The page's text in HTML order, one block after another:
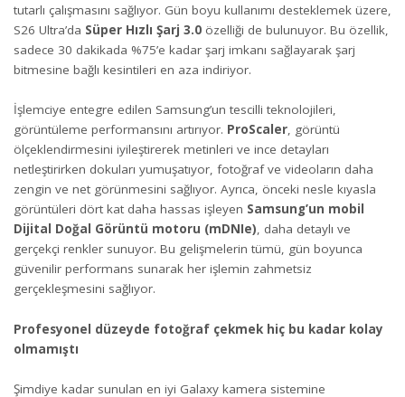
tutarlı çalışmasını sağlıyor. Gün boyu kullanımı desteklemek üzere,
S26 Ultra’da Süper Hızlı Şarj 3.0 özelliği de bulunuyor. Bu özellik,
sadece 30 dakikada %75’e kadar şarj imkanı sağlayarak şarj
bitmesine bağlı kesintileri en aza indiriyor.
İşlemciye entegre edilen Samsung’un tescilli teknolojileri,
görüntüleme performansını artırıyor. ProScaler, görüntü
ölçeklendirmesini iyileştirerek metinleri ve ince detayları
netleştirirken dokuları yumuşatıyor, fotoğraf ve videoların daha
zengin ve net görünmesini sağlıyor. Ayrıca, önceki nesle kıyasla
görüntüleri dört kat daha hassas işleyen Samsung’un mobil
Dijital Doğal Görüntü motoru (mDNIe), daha detaylı ve
gerçekçi renkler sunuyor. Bu gelişmelerin tümü, gün boyunca
güvenilir performans sunarak her işlemin zahmetsiz
gerçekleşmesini sağlıyor.
Profesyonel düzeyde fotoğraf çekmek hiç bu kadar kolay
olmamıştı
Şimdiye kadar sunulan en iyi Galaxy kamera sistemine